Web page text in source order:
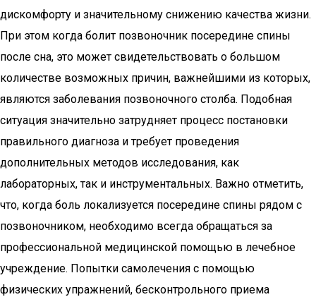
дискомфорту и значительному снижению качества жизни.
При этом когда болит позвоночник посередине спины
после сна, это может свидетельствовать о большом
количестве возможных причин, важнейшими из которых,
являются заболевания позвоночного столба. Подобная
ситуация значительно затрудняет процесс постановки
правильного диагноза и требует проведения
дополнительных методов исследования, как
лабораторных, так и инструментальных. Важно отметить,
что, когда боль локализуется посередине спины рядом с
позвоночником, необходимо всегда обращаться за
профессиональной медицинской помощью в лечебное
учреждение. Попытки самолечения с помощью
физических упражнений, бесконтрольного приема